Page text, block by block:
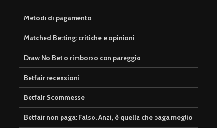
Metodi di pagamento
Matched Betting: critiche e opinioni
Draw No Bet o rimborso con pareggio
Betfair recensioni
Betfair Scommesse
Betfair non paga: Falso. Anzi, è quella che paga meglio